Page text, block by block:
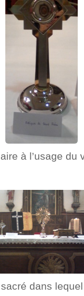
à l’usage du
dans